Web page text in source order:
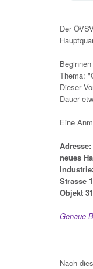
Der
Thema:
Dieser
Dauer
Eine
Adresse:
neues
Strasse
Objekt 31
Genaue
Nach